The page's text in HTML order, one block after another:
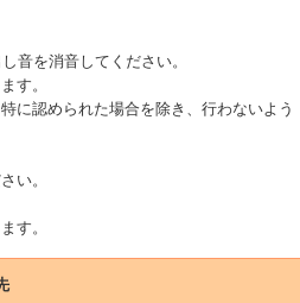
を消音してください。
す。
認められた場合を除き、行わないよう
い。
す。